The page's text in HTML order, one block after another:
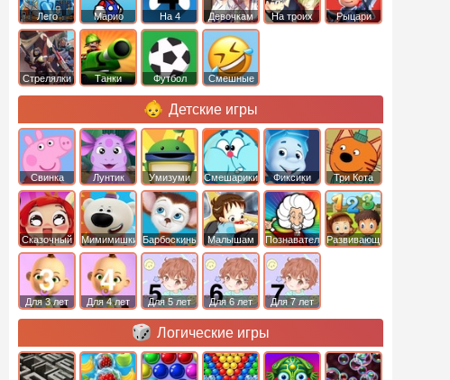
Лего Марио На 4 Девочкам На троих Рыцари
Стрелялки Танки Футбол Смешные
Детские игры
Свинка
Пеппа
Лунтик Умизуми Смешарики Фиксики Три Кота
Сказочный
патруль
Мимимишки Барбоскины Малышам ПознавательныеРазвивающие
Для 3 лет Для 4 лет Для 5 лет Для 6 лет Для 7 лет
Логические игры